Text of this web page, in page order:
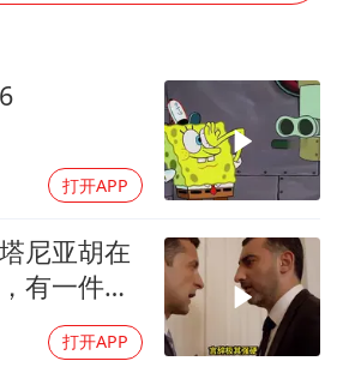
日本试射“战斧”导弹，国防部回应
夯实基础开新局
打开APP
尼亚胡在
有一件事
打开APP